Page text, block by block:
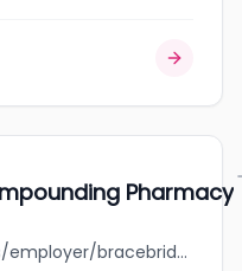
Pharmacy
jobbank.gc.ca/browsejobs/employer/bracebridge+compounding+pharmacy/ca